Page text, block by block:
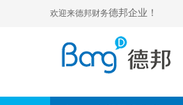
欢迎来德邦财务德邦企业！